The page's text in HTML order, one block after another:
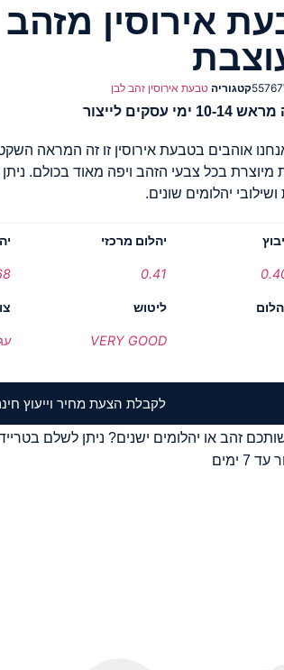
אירוסין מזהב
קטגוריה טבעת אירוסין זהב לבן
ימי עסקים לייצור
אוהבים בטבעת אירוסין זו זה המראה
בכל צבעי הזהב ויפה מאוד בכולם.
ושילובי יהלומים שונים.
יהלום מרכזי
0.41
ליטוש
VERY GOOD
לקבלת הצעת מחיר וייעוץ
זהב או יהלומים ישנים? ניתן לשלם
7 ימים